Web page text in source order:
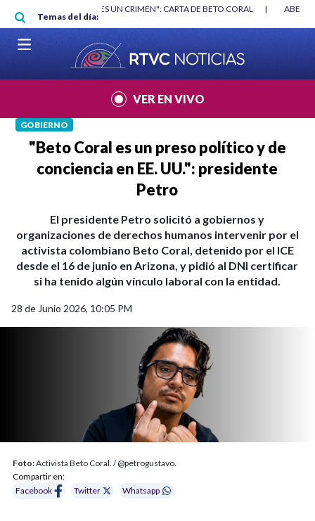
Pasar al contenido principal
Temas del día:
"HABLAR NO ES UN CRIMEN": CARTA DE BETO CORAL |
VER EN VIVO
GOBIERNO
"Beto Coral es un preso político y de
conciencia en EE. UU.": presidente
Petro
El presidente Petro solicitó a gobiernos y
organizaciones de derechos humanos intervenir por el
activista colombiano Beto Coral, detenido por el ICE
desde el 16 de junio en Arizona, y pidió al DNI certificar
si ha tenido algún vínculo laboral con la entidad.
28 de Junio 2026, 10:05 PM
Foto:Activista Beto Coral. / @petrogustavo.
Compartir en:
Facebook
Twitter Whatsapp